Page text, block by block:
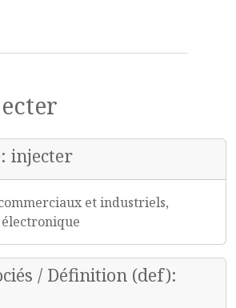
injecter
et industriels,
/ Définition (def):